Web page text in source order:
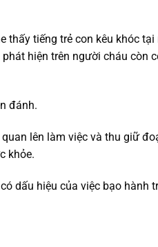
thấy tiếng trẻ con kêu khóc tại
hiện trên người cháu còn
đánh.
lên làm việc và thu giữ
khỏe.
dấu hiệu của việc bạo hành